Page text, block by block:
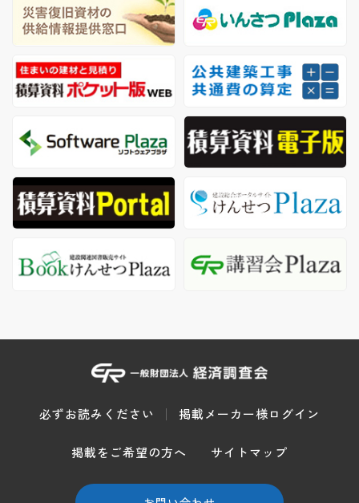
必ずお読みください 掲載メーカー様ログイン
掲載をご希望の方へ サイトマップ